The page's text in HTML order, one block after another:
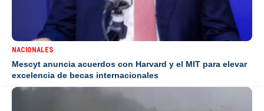
NACIONALES
Mescyt anuncia acuerdos con Harvard y el MIT para elevar
excelencia de becas internacionales